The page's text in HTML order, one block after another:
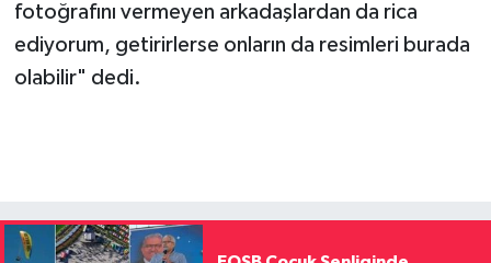
fotoğrafını vermeyen arkadaşlardan da rica
ediyorum, getirirlerse onların da resimleri burada
olabilir" dedi.